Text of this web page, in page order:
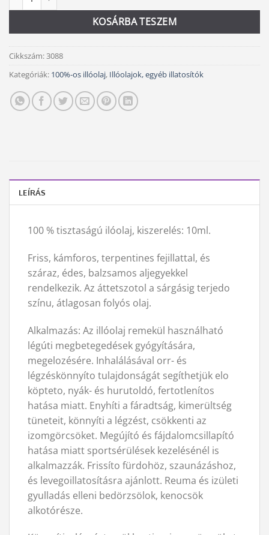
KOSÁRBA TESZEM
Cikkszám:3088
Kategóriák: 100%-os illóolaj, Illóolajok, egyéb illatosítók
LEÍRÁS
100 % tisztaságú ilóolaj, kiszerelés: 10ml.
Friss, kámforos, terpentines fejillattal, és
száraz, édes, balzsamos aljegyekkel
rendelkezik. Az áttetszotol a sárgásig terjedo
színu, átlagosan folyós olaj.
Alkalmazás: Az illóolaj remekül használható
légúti megbetegedések gyógyítására,
megelozésére. Inhalálásával orr- és
légzéskönnyíto tulajdonságát segíthetjük elo
köpteto, nyák- és hurutoldó, fertotlenítos
hatása miatt. Enyhíti a fáradtság, kimerültség
tüneteit, könnyíti a légzést, csökkenti az
izomgörcsöket. Megújító és fájdalomcsillapító
hatása miatt sportsérülések kezelésénél is
alkalmazzák. Frissíto fürdohöz, szaunázáshoz,
és levegoillatosításra ajánlott. Reuma és izületi
gyulladás elleni bedörzsölok, kenocsök
alkotórésze.